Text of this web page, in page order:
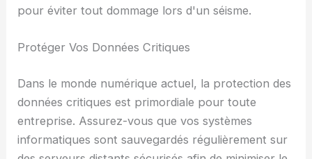
pour éviter tout dommage lors d'un séisme.
Protéger Vos Données Critiques
Dans le monde numérique actuel, la protection des
données critiques est primordiale pour toute
entreprise. Assurez-vous que vos systèmes
informatiques sont sauvegardés régulièrement sur